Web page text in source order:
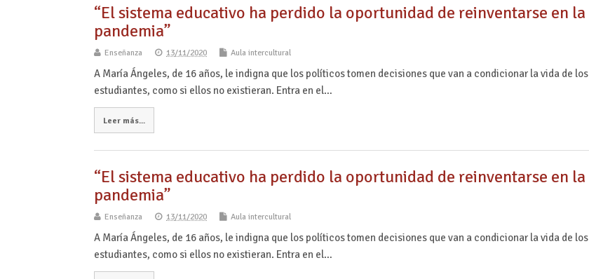
“El sistema educativo ha perdido la oportunidad de reinventarse en la
pandemia”
Enseñanza 13/11/2020 Aula intercultural
A María Ángeles, de 16 años, le indigna que los políticos tomen decisiones que van a condicionar la vida de los
estudiantes, como si ellos no existieran. Entra en el…
Leer más...
“El sistema educativo ha perdido la oportunidad de reinventarse en la
pandemia”
Enseñanza 13/11/2020 Aula intercultural
A María Ángeles, de 16 años, le indigna que los políticos tomen decisiones que van a condicionar la vida de los
estudiantes, como si ellos no existieran. Entra en el…